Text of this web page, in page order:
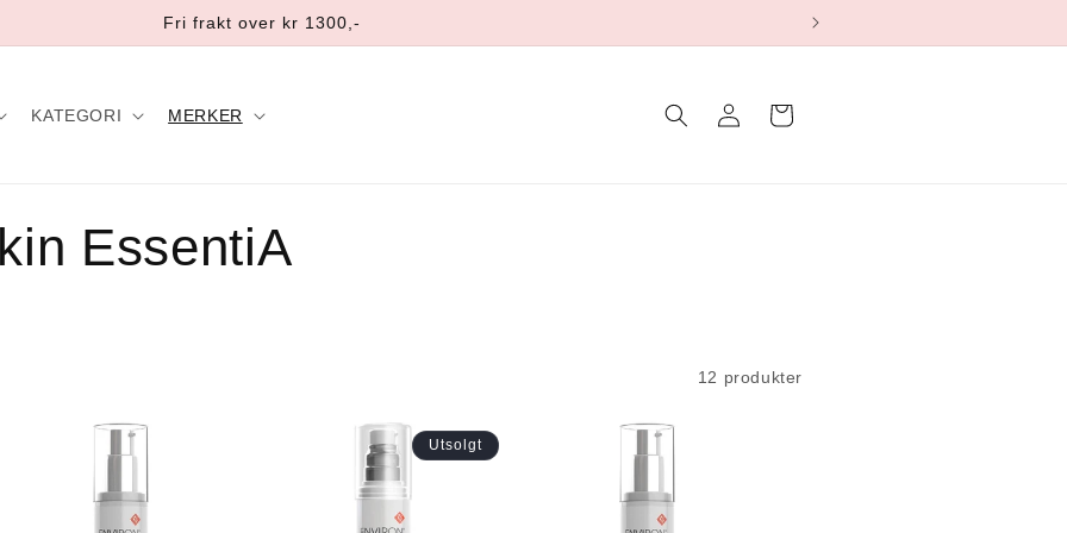
Fri frakt over kr 1300,-
KATEGORI MERKER
inn
Handlekurv
EssentiA
12 produkter
Utsolgt